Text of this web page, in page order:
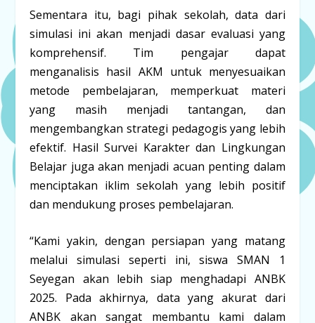
Sementara itu, bagi pihak sekolah, data dari
simulasi ini akan menjadi dasar evaluasi yang
komprehensif. Tim pengajar dapat
menganalisis hasil AKM untuk menyesuaikan
metode pembelajaran, memperkuat materi
yang masih menjadi tantangan, dan
mengembangkan strategi pedagogis yang lebih
efektif. Hasil Survei Karakter dan Lingkungan
Belajar juga akan menjadi acuan penting dalam
menciptakan iklim sekolah yang lebih positif
dan mendukung proses pembelajaran.
“Kami yakin, dengan persiapan yang matang
melalui simulasi seperti ini, siswa SMAN 1
Seyegan akan lebih siap menghadapi ANBK
2025. Pada akhirnya, data yang akurat dari
ANBK akan sangat membantu kami dalam